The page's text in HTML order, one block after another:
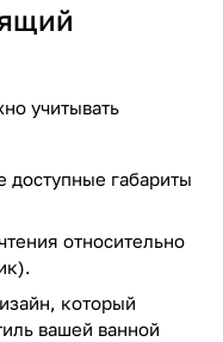
учитывать
габариты
относительно
который
вашей ванной